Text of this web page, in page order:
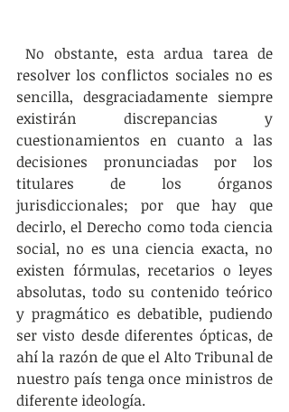
No obstante, esta ardua tarea de
resolver los conflictos sociales no es
sencilla, desgraciadamente siempre
existirán discrepancias y
cuestionamientos en cuanto a las
decisiones pronunciadas por los
titulares de los órganos
jurisdiccionales; por que hay que
decirlo, el Derecho como toda ciencia
social, no es una ciencia exacta, no
existen fórmulas, recetarios o leyes
absolutas, todo su contenido teórico
y pragmático es debatible, pudiendo
ser visto desde diferentes ópticas, de
ahí la razón de que el Alto Tribunal de
nuestro país tenga once ministros de
diferente ideología.